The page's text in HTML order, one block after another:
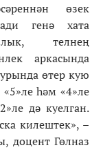
өзек
генә хата
телнең
аркасында
өтер кую
һәм «4»ле
дә куелган.
килештек», –
доцент Гөлназ